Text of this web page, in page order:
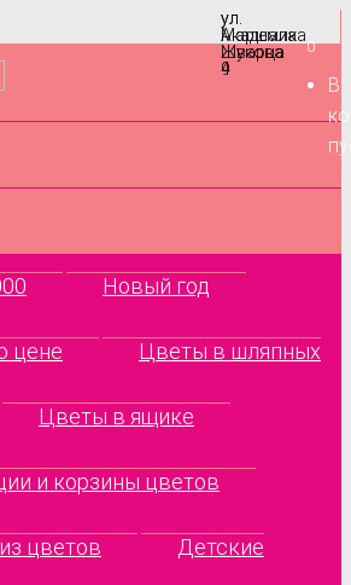
ул.
Маршала
Жукова
9
ул.
Академика
Шварца
4
0
В
Новый год
цене Цветы в шляпных
Цветы в ящике
и корзины цветов
цветов Детские